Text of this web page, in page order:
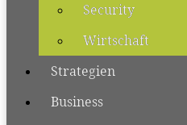
Security
Wirtschaft
Strategien
Business